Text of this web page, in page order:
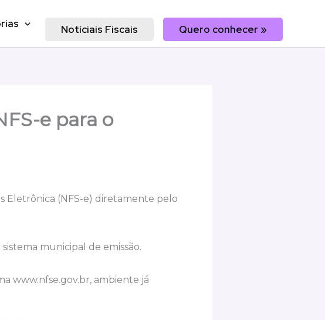
Notíciais Fiscais Quero conhecer »
e para o
Eletrônica (NFS-e) diretamente pelo
municipal de emissão.
www.nfse.gov.br, ambiente já